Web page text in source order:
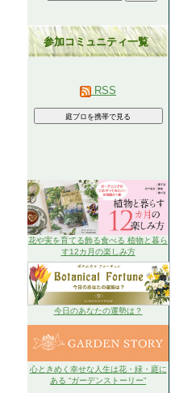
参加コミュニティ一覧
RSS
花や実を育てる飾る食べる 植物と暮ら
す12カ月の楽しみ方
今日のあなたの運勢は？
心ときめく幸せな人生は花・緑・庭に
ある “ガーデンストーリー”